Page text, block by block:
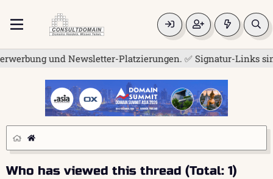
und Newsletter-Platzierungen. ✅ Signatur-Links
Who has viewed this thread (Total: 1)